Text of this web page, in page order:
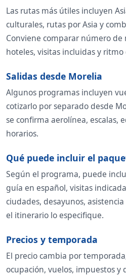
Las rutas más útiles incluyen
culturales, rutas por Asia y
Conviene comparar número de
hoteles, visitas incluidas y
Salidas desde Morelia
Algunos programas incluyen
cotizarlo por separado desde
se confirma aerolínea, escalas,
horarios.
Qué puede incluir el
Según el programa, puede
guía en español, visitas
ciudades, desayunos,
el itinerario lo especifique.
Precios y temporada
El precio cambia por
ocupación, vuelos, impuestos y